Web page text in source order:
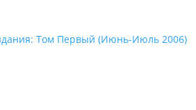
Том Первый (Июнь-Июль 2006)